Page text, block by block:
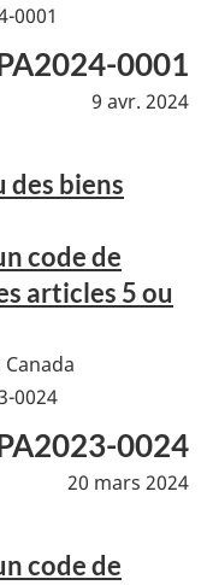
0001
0001
9 avr. 2024
des biens
code de
articles 5 ou
0024
0024
20 mars 2024
code de